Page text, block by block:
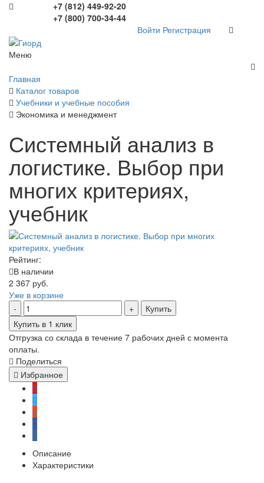
+7 (812) 449-92-20
+7 (800) 700-34-44
Войти Регистрация
Меню
Главная
Каталог товаров
Учебники и учебные пособия
Экономика и менеджмент
Системный анализ в
логистике. Выбор при
многих критериях,
учебник
Рейтинг:
В наличии
2 367 руб.
Уже в корзине
Купить
Купить в 1 клик
Отгрузка со склада в течение 7 рабочих дней с момента
оплаты.
Поделиться
Избранное
Описание
Характеристики